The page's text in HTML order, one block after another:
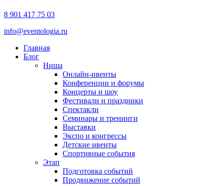
8 901 417 75 03
info@eventologia.ru
Главная
Блог
Ниша
Онлайн-ивенты
Конференции и форумы
Концерты и шоу
Фестивали и праздники
Спектакли
Семинары и тренинги
Выставки
Экспо и конгрессы
Детские ивенты
Спортивные события
Этап
Подготовка событий
Продвижение событий